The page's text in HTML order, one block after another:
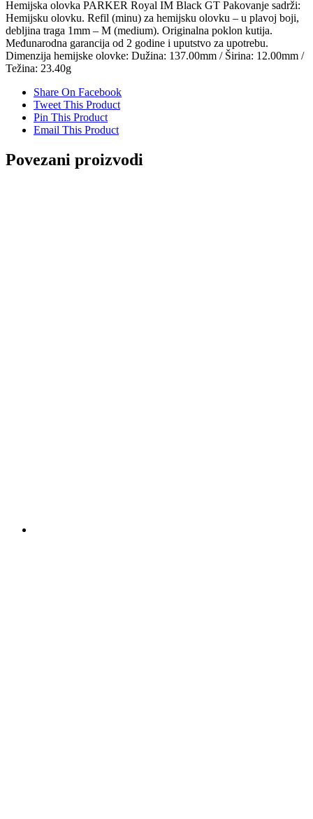
Hemijska olovka PARKER Royal IM Black GT Pakovanje sadrži:
Hemijsku olovku. Refil (minu) za hemijsku olovku – u plavoj boji,
debljina traga 1mm – M (medium). Originalna poklon kutija.
Međunarodna garancija od 2 godine i uputstvo za upotrebu.
Dimenzija hemijske olovke: Dužina: 137.00mm / Širina: 12.00mm /
Težina: 23.40g
Share On Facebook
Tweet This Product
Pin This Product
Email This Product
Povezani proizvodi